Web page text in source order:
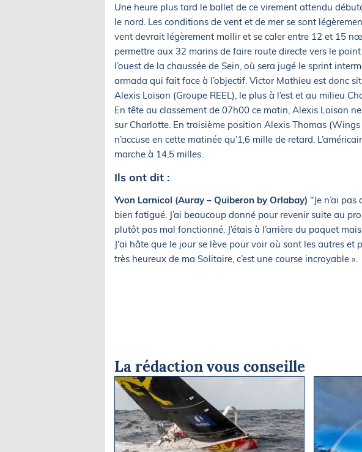
Une heure plus tard le ballet de ce virement attendu
le nord. Les conditions de vent et de mer se sont
vent devrait légèrement mollir et se caler entre 12 et 15
permettre aux 32 marins de faire route directe vers le
l’ouest de la chaussée de Sein, où sera jugé le sprint
armada qui fait face à l’objectif. Victor Mathieu est donc
Alexis Loison (Groupe REEL), le plus à l’est et au milieu
En tête au classement de 07h00 ce matin, Alexis Loison
sur Charlotte. En troisième position Alexis Thomas
n’accuse en cette matinée qu’1,6 mille de retard.
marche à 14,5 milles.
Ils ont dit :
Yvon Larnicol (Auray – Quiberon by Orlabay) "Je n’ai
bien fatigué. J’ai beaucoup donné pour revenir suite au
plutôt pas mal fonctionné. J’étais à l’arrière du paquet
J'ai hâte que le jour se lève pour voir où sont les autres et
très heureux de ma Solitaire, c’est une course incroyable ».
La rédaction vous conseille